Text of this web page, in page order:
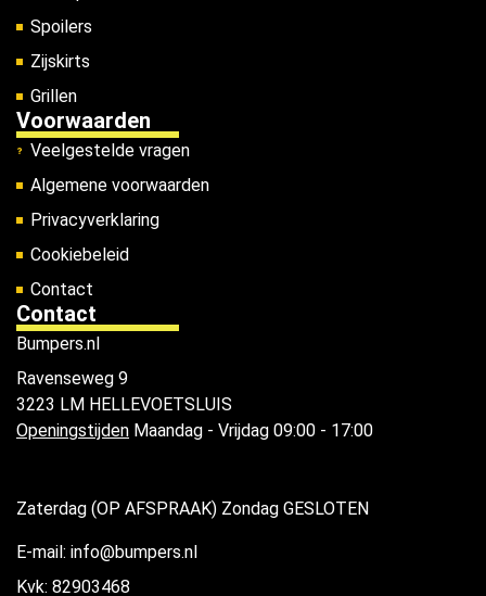
Spoilers
Zijskirts
Grillen
Voorwaarden
Veelgestelde vragen
Algemene voorwaarden
Privacyverklaring
Cookiebeleid
Contact
Contact
Bumpers.nl
Ravenseweg 9
3223 LM HELLEVOETSLUIS
Openingstijden Maandag - Vrijdag 09:00 - 17:00
Zaterdag (OP AFSPRAAK) Zondag GESLOTEN
E-mail: info@bumpers.nl
Kvk: 82903468